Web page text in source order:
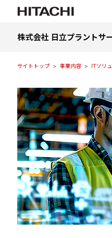
株式会社 日立プラントサ
サイトトップ 事業内容 ITソリ